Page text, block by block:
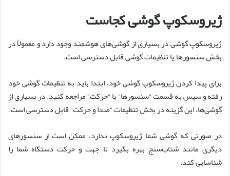
ژیروسکوپ گوشی کجاست
ژیروسکوپ گوشی در بسیاری از گوشی‌های هوشمند وجود دارد و معمولاً در
بخش سنسورها یا تنظیمات گوشی قابل دسترسی است.
برای پیدا کردن ژیروسکوپ گوشی خود، ابتدا باید به تنظیمات گوشی خود
رفته و سپس به قسمت “سنسورها” یا “حرکت” مراجعه کنید. در بسیاری از
گوشی‌ها، این گزینه در بخش تنظیمات “صدا و حرکت” قابل دسترسی است.
در صورتی که گوشی شما ژیروسکوپ ندارد، ممکن است از سنسورهای
دیگری مانند شتاب‌سنج بهره بگیرد تا جهت و حرکت دستگاه شما را
شناسایی کند.